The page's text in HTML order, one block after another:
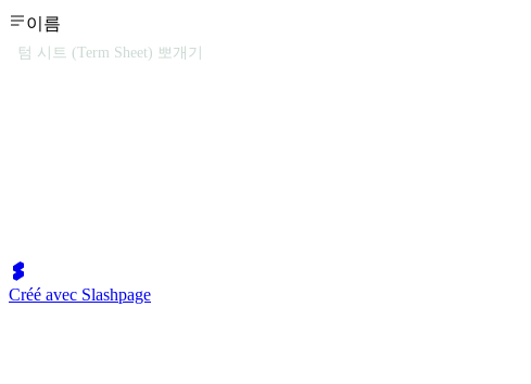
이름
텀 시트 (Term Sheet) 뽀개기
Créé avec Slashpage